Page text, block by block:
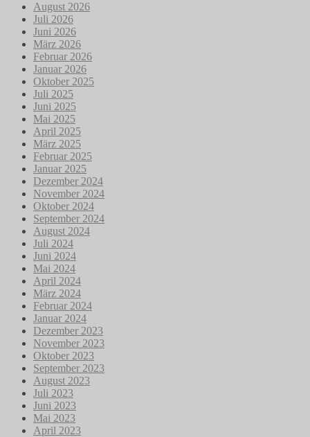
August 2026
Juli 2026
Juni 2026
März 2026
Februar 2026
Januar 2026
Oktober 2025
Juli 2025
Juni 2025
Mai 2025
April 2025
März 2025
Februar 2025
Januar 2025
Dezember 2024
November 2024
Oktober 2024
September 2024
August 2024
Juli 2024
Juni 2024
Mai 2024
April 2024
März 2024
Februar 2024
Januar 2024
Dezember 2023
November 2023
Oktober 2023
September 2023
August 2023
Juli 2023
Juni 2023
Mai 2023
April 2023